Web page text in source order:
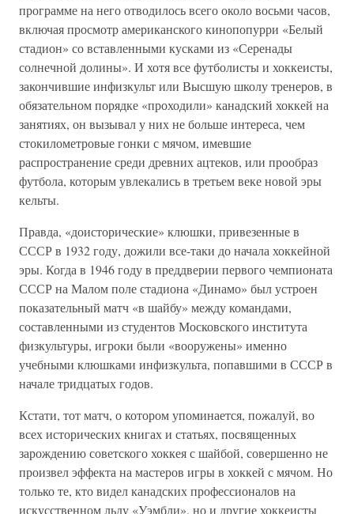
программе на него отводилось всего около восьми часов,
включая просмотр американского кинопопурри «Белый
стадион» со вставленными кусками из «Серенады
солнечной долины». И хотя все футболисты и хоккеисты,
закончившие инфизкульт или Высшую школу тренеров, в
обязательном порядке «проходили» канадский хоккей на
занятиях, он вызывал у них не больше интереса, чем
стокилометровые гонки с мячом, имевшие
распространение среди древних ацтеков, или прообраз
футбола, которым увлекались в третьем веке новой эры
кельты.
Правда, «доисторические» клюшки, привезенные в
СССР в 1932 году, дожили все-таки до начала хоккейной
эры. Когда в 1946 году в преддверии первого чемпионата
СССР на Малом поле стадиона «Динамо» был устроен
показательный матч «в шайбу» между командами,
составленными из студентов Московского института
физкультуры, игроки были «вооружены» именно
учебными клюшками инфизкульта, попавшими в СССР в
начале тридцатых годов.
Кстати, тот матч, о котором упоминается, пожалуй, во
всех исторических книгах и статьях, посвященных
зарождению советского хоккея с шайбой, совершенно не
произвел эффекта на мастеров игры в хоккей с мячом. Но
только те, кто видел канадских профессионалов на
искусственном льду «Уэмбли», но и другие хоккеисты